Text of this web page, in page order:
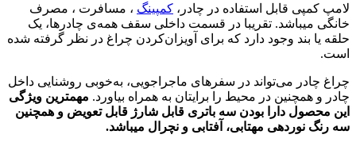
لامپ کمپی قابل استفاده در چادر، کمپینگ ، مسافرت ، مصرف
خانگی میباشد. تقریبا در قسمت داخلی سقف همه‌ی چادرها، یک
حلقه یا بند وجود دارد که برای آویزان‌کردن چراغ در نظر گرفته شده
است.
چراغ‌ چادر می‌تواند در سفرهای ماجراجویی، به‌خوبی روشنایی داخل
چادر و همچنین در محیط را برایتان به همراه بیاورد. مهمترین ویژگی
این محصول دارا بودن سه باتری قابل شارژ قابل تعویض و همچنین
سه رنگ نوردهی مهتابی، آفتابی و نچرال میباشد.